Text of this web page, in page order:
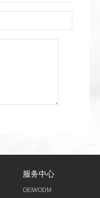
服务中心
OEM/ODM